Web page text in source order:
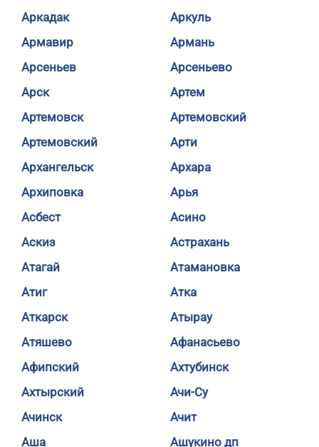
Аркадак
Аркуль
Армавир
Армань
Арсеньев
Арсеньево
Арск
Артем
Артемовск
Артемовский
Артемовский
Арти
Архангельск
Архара
Архиповка
Арья
Асбест
Асино
Аскиз
Астрахань
Атагай
Атамановка
Атиг
Атка
Аткарск
Атырау
Атяшево
Афанасьево
Афипский
Ахтубинск
Ахтырский
Ачи-Су
Ачинск
Ачит
Аша
Ашукино дп